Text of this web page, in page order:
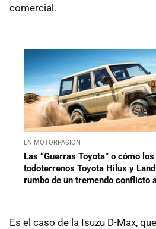
comercial.
EN MOTORPASIÓN
Las “Guerras Toyota” o cómo
todoterrenos Toyota Hilux y
rumbo de un tremendo conflicto
Es el caso de la Isuzu D-Max,